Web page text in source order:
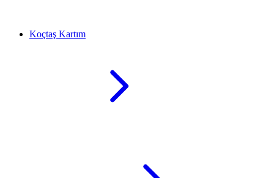
Koçtaş Kartım